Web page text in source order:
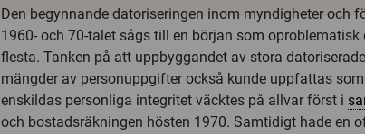
Den begynnande datoriseringen inom myndigheter och
1960- och 70-talet sågs till en början som oproblematisk
flesta. Tanken på att uppbyggandet av stora
mängder av personuppgifter också kunde uppfattas
enskildas personliga integritet väcktes på allvar först i
och bostadsräkningen hösten 1970. Samtidigt hade en